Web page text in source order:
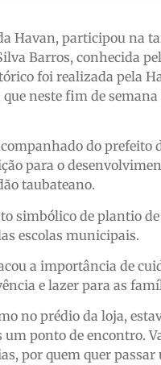
Havan, participou na
Barros, conhecida
foi realizada pela
neste fim de
do prefeito
para o
taubateano.
simbólico de plantio
escolas municipais.
a importância de
e lazer para as
no prédio da loja,
ponto de encontro.
por quem quer